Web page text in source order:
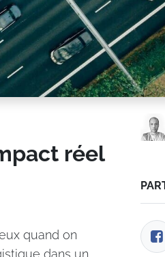
réel
quand on
dans un